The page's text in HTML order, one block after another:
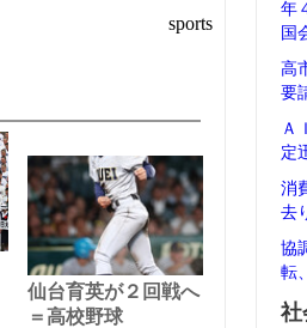
sports
仙台育英が２回戦へ
＝高校野球
年
国
高
要
Ａ
定
消
去
協
転
社